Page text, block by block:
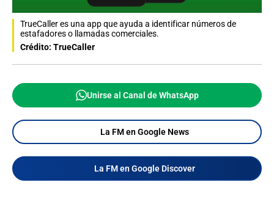
TrueCaller es una app que ayuda a identificar números de
estafadores o llamadas comerciales.
Crédito: TrueCaller
Unirse al Canal de WhatsApp
La FM en Google News
La FM en Google Discover